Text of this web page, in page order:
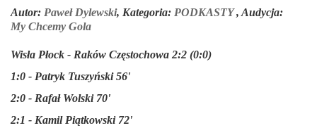
Autor: Paweł Dylewski, Kategoria: PODKASTY, Audycja:
My Chcemy Gola
Wisła Płock - Raków Częstochowa 2:2 (0:0)
1:0 - Patryk Tuszyński 56'
2:0 - Rafał Wolski 70'
2:1 - Kamil Piątkowski 72'